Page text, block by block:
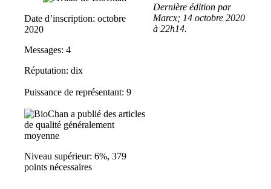
Date d’inscription: octobre
2020
Messages: 4
Réputation: dix
Puissance de représentant: 9
Niveau supérieur: 6%, 379
points nécessaires
Dernière édition par
Marcx; 14 octobre 2020
à 22h14.